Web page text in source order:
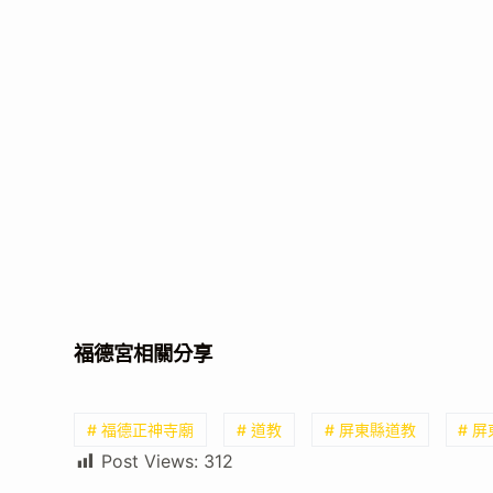
福德宮相關分享
# 福德正神寺廟 # 道教 # 屏東縣道教 # 屏
Post Views: 312